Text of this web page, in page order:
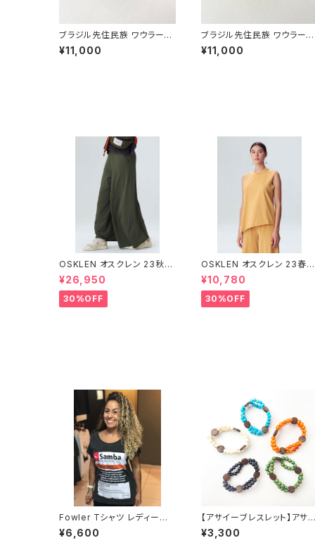
ブラジル先住民族 ワウラー族
ビーズブレスレット 3.7cm幅
内周17cm
¥11,000
ブラジル先住民族 ワウラー族
ビーズブレスレット 3.5cm幅
内周18cm
¥11,000
OSKLEN オスクレン 23秋冬
ボトムス 1045-69665
¥26,950
30%OFF
OSKLEN オスクレン 23春夏
トップス 1027-67292
¥10,780
30%OFF
Fowler Tシャツ レディース
【samba remedio】
¥6,600
【アサイーブレスレット】アサ
ー２連＆ウッド
¥3,300